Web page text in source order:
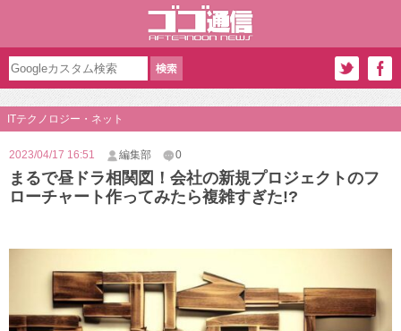
ITテクノロジー・ネット
2023/04/17 16:51 編集部 0
まるで昼ドラ相関図！会社の新規プロジェクトのフ
ローチャート作ってみたら複雑すぎた!?